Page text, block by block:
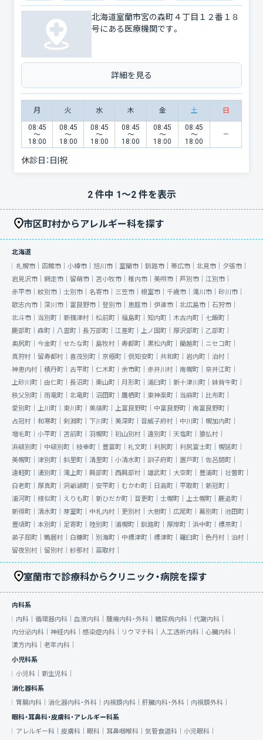
北海道室蘭市宮の森町４丁目１２番１８
号にある医療機関です。
詳細を見る
月 火 水 木 金 土 日
08:45
〜
18:00
08:45
〜
18:00
08:45
〜
18:00
08:45
〜
18:00
08:45
〜
18:00
08:45
〜
18:00
休診日： 日|祝
2件中 1〜2件を表示
市区町村からアレルギー科を探す
北海道
札幌市｜ 函館市｜ 小樽市｜ 旭川市｜ 室蘭市｜ 釧路市｜ 帯広市｜ 北見市｜ 夕張市｜
岩見沢市｜ 網走市｜ 留萌市｜ 苫小牧市｜ 稚内市｜ 美唄市｜ 芦別市｜ 江別市｜
赤平市｜ 紋別市｜ 士別市｜ 名寄市｜ 三笠市｜ 根室市｜ 千歳市｜ 滝川市｜ 砂川市｜
歌志内市｜ 深川市｜ 富良野市｜ 登別市｜ 恵庭市｜ 伊達市｜ 北広島市｜ 石狩市｜
北斗市｜ 当別町｜ 新篠津村｜ 松前町｜ 福島町｜ 知内町｜ 木古内町｜ 七飯町｜
鹿部町｜ 森町｜ 八雲町｜ 長万部町｜ 江差町｜ 上ノ国町｜ 厚沢部町｜ 乙部町｜
奥尻町｜ 今金町｜ せたな町｜ 島牧村｜ 寿都町｜ 黒松内町｜ 蘭越町｜ ニセコ町｜
真狩村｜ 留寿都村｜ 喜茂別町｜ 京極町｜ 倶知安町｜ 共和町｜ 岩内町｜ 泊村｜
神恵内村｜ 積丹町｜ 古平町｜ 仁木町｜ 余市町｜ 赤井川村｜ 南幌町｜ 奈井江町｜
上砂川町｜ 由仁町｜ 長沼町｜ 栗山町｜ 月形町｜ 浦臼町｜ 新十津川町｜ 妹背牛町｜
秩父別町｜ 雨竜町｜ 北竜町｜ 沼田町｜ 鷹栖町｜ 東神楽町｜ 当麻町｜ 比布町｜
愛別町｜ 上川町｜ 東川町｜ 美瑛町｜ 上富良野町｜ 中富良野町｜ 南富良野町｜
占冠村｜ 和寒町｜ 剣淵町｜ 下川町｜ 美深町｜ 音威子府村｜ 中川町｜ 幌加内町｜
増毛町｜ 小平町｜ 苫前町｜ 羽幌町｜ 初山別村｜ 遠別町｜ 天塩町｜ 猿払村｜
浜頓別町｜ 中頓別町｜ 枝幸町｜ 豊富町｜ 礼文町｜ 利尻町｜ 利尻富士町｜ 幌延町｜
美幌町｜ 津別町｜ 斜里町｜ 清里町｜ 小清水町｜ 訓子府町｜ 置戸町｜ 佐呂間町｜
遠軽町｜ 湧別町｜ 滝上町｜ 興部町｜ 西興部村｜ 雄武町｜ 大空町｜ 豊浦町｜ 壮瞥町｜
白老町｜ 厚真町｜ 洞爺湖町｜ 安平町｜ むかわ町｜ 日高町｜ 平取町｜ 新冠町｜
浦河町｜ 様似町｜ えりも町｜ 新ひだか町｜ 音更町｜ 士幌町｜ 上士幌町｜ 鹿追町｜
新得町｜ 清水町｜ 芽室町｜ 中札内村｜ 更別村｜ 大樹町｜ 広尾町｜ 幕別町｜ 池田町｜
豊頃町｜ 本別町｜ 足寄町｜ 陸別町｜ 浦幌町｜ 釧路町｜ 厚岸町｜ 浜中町｜ 標茶町｜
弟子屈町｜ 鶴居村｜ 白糠町｜ 別海町｜ 中標津町｜ 標津町｜ 羅臼町｜ 色丹村｜ 泊村｜
留夜別村｜ 留別村｜ 紗那村｜ 蘂取村｜
室蘭市で診療科からクリニック・病院を探す
内科系
内科｜ 循環器内科｜ 血液内科｜ 腫瘍内科・外科｜ 糖尿病内科｜ 代謝内科｜
内分泌内科｜ 神経内科｜ 感染症内科｜ リウマチ科｜ 人工透析内科｜ 心臓内科｜
漢方内科｜ 老年内科｜
小児科系
小児科｜ 新生児科｜
消化器科系
胃腸内科｜ 消化器内科・外科｜ 内視鏡内科｜ 肝臓内科・外科｜ 内視鏡外科｜
眼科・耳鼻科・皮膚科・アレルギー科系
アレルギー科｜ 皮膚科｜ 眼科｜ 耳鼻咽喉科｜ 気管食道科｜ 小児眼科｜